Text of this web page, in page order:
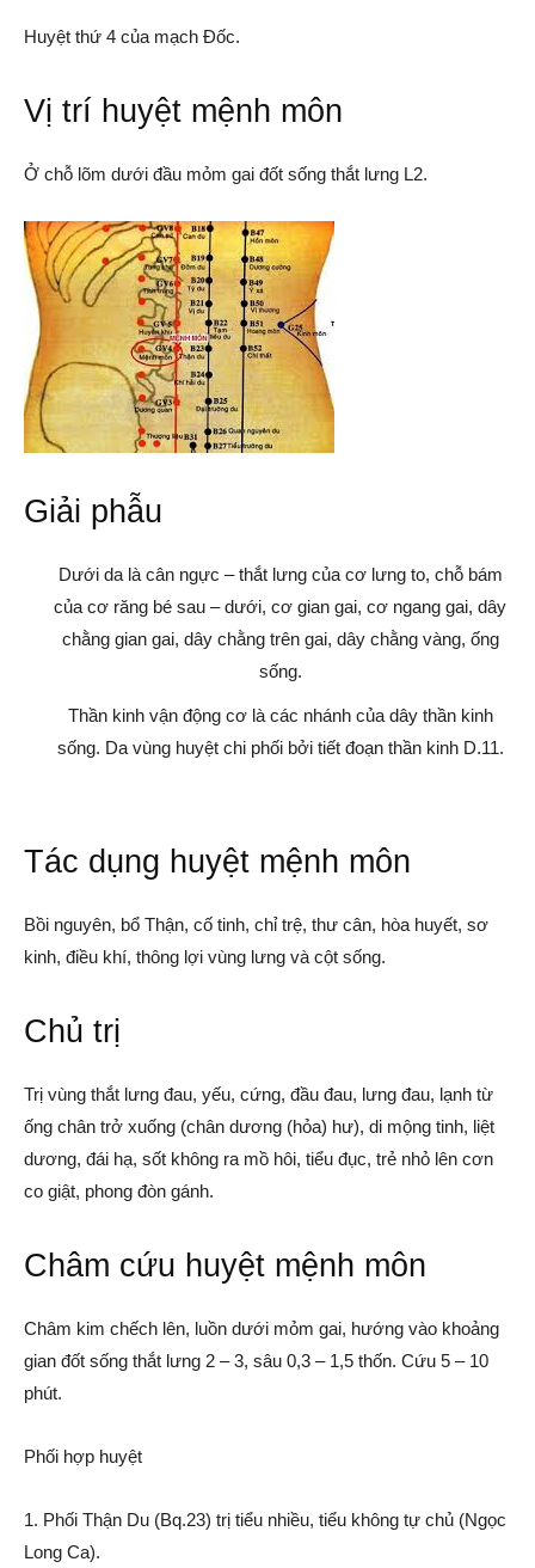
Huyệt thứ 4 của mạch Đốc.
Vị trí huyệt mệnh môn
Ở chỗ lõm dưới đầu mỏm gai đốt sống thắt lưng L2.
Giải phẫu
Dưới da là cân ngực – thắt lưng của cơ lưng to, chỗ bám
của cơ răng bé sau – dưới, cơ gian gai, cơ ngang gai, dây
chằng gian gai, dây chằng trên gai, dây chằng vàng, ống
sống.
Thần kinh vận động cơ là các nhánh của dây thần kinh
sống. Da vùng huyệt chi phối bởi tiết đoạn thần kinh D.11.
Tác dụng huyệt mệnh môn
Bồi nguyên, bổ Thận, cố tinh, chỉ trệ, thư cân, hòa huyết, sơ
kinh, điều khí, thông lợi vùng lưng và cột sống.
Chủ trị
Trị vùng thắt lưng đau, yếu, cứng, đầu đau, lưng đau, lạnh từ
ống chân trở xuống (chân dương (hỏa) hư), di mộng tinh, liệt
dương, đái hạ, sốt không ra mồ hôi, tiểu đục, trẻ nhỏ lên cơn
co giật, phong đòn gánh.
Châm cứu huyệt mệnh môn
Châm kim chếch lên, luồn dưới mỏm gai, hướng vào khoảng
gian đốt sống thắt lưng 2 – 3, sâu 0,3 – 1,5 thốn. Cứu 5 – 10
phút.
Phối hợp huyệt
1. Phối Thận Du (Bq.23) trị tiểu nhiều, tiểu không tự chủ (Ngọc
Long Ca).